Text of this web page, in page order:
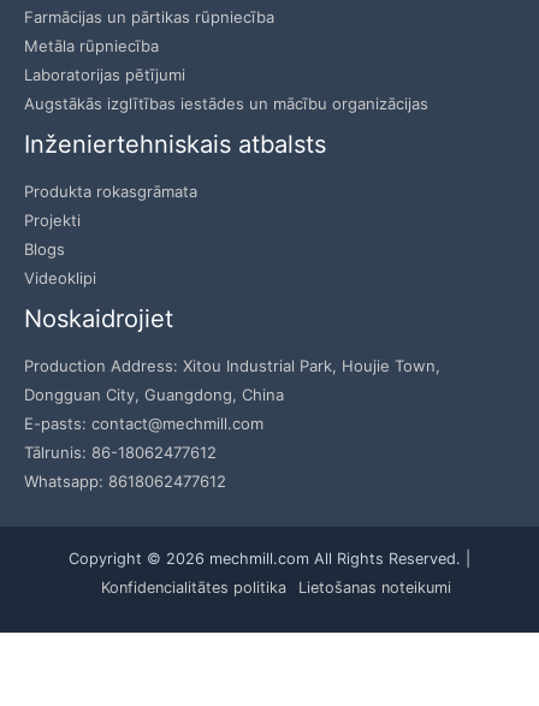
Farmācijas un pārtikas rūpniecība
Metāla rūpniecība
Laboratorijas pētījumi
Augstākās izglītības iestādes un mācību organizācijas
Inženiertehniskais atbalsts
Produkta rokasgrāmata
Projekti
Blogs
Videoklipi
Noskaidrojiet
Production Address: Xitou Industrial Park, Houjie Town,
Dongguan City, Guangdong, China
E-pasts: contact@mechmill.com
Tālrunis: 86-18062477612
Whatsapp: 8618062477612
Copyright © 2026 mechmill.com All Rights Reserved. |
Konfidencialitātes politika
Lietošanas noteikumi